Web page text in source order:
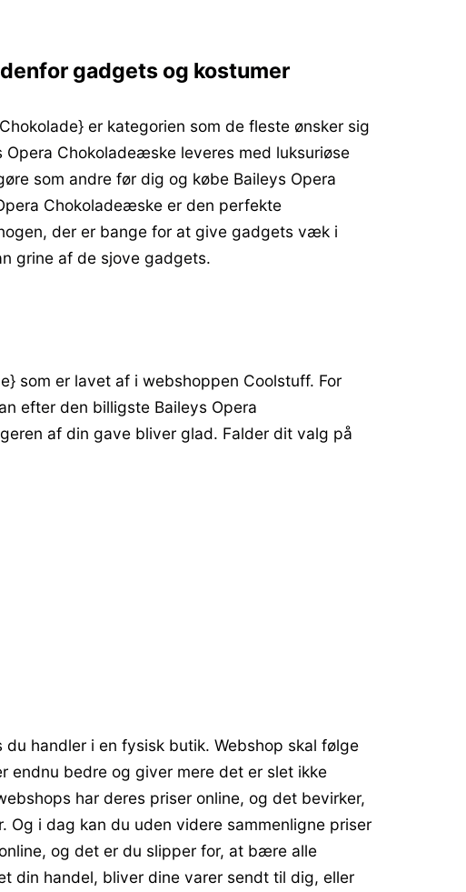
gadgets og kostumer
er kategorien som de fleste ønsker sig
Chokoladeæske leveres med luksuriøse
som andre før dig og købe Baileys Opera
Chokoladeæske er den perfekte
der er bange for at give gadgets væk i
grine af de sjove gadgets.
som er lavet af i webshoppen Coolstuff. For
efter den billigste Baileys Opera
af din gave bliver glad. Falder dit valg på
handler i en fysisk butik. Webshop skal følge
endnu bedre og giver mere det er slet ikke
har deres priser online, og det bevirker,
i dag kan du uden videre sammenligne priser
og det er du slipper for, at bære alle
din handel, bliver dine varer sendt til dig, eller